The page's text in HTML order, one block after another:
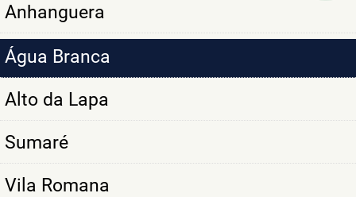
Anhanguera
Água Branca
Alto da Lapa
Sumaré
Vila Romana